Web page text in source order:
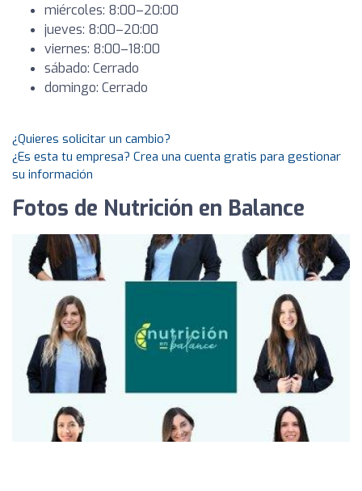
miércoles: 8:00–20:00
jueves: 8:00–20:00
viernes: 8:00–18:00
sábado: Cerrado
domingo: Cerrado
¿Quieres solicitar un cambio?
¿Es esta tu empresa? Crea una cuenta gratis para gestionar
su información
Fotos de Nutrición en Balance